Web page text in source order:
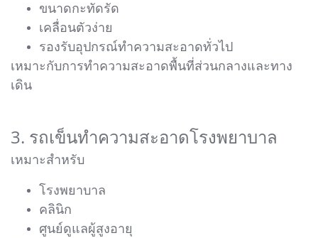
ขนาดกะทัดรัด
เคลื่อนตัวง่าย
รองรับอุปกรณ์ทำความสะอาดทั่วไป
เหมาะกับการทำความสะอาดพื้นที่ส่วนกลางและทาง
เดิน
3. รถเข็นทำความสะอาดโรงพยาบาล
เหมาะสำหรับ
โรงพยาบาล
คลินิก
ศูนย์ดูแลผู้สูงอายุ